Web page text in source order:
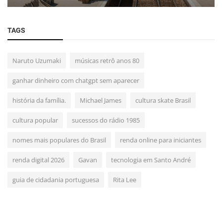
TAGS
Naruto Uzumaki músicas retrô anos 80
ganhar dinheiro com chatgpt sem aparecer
história da família. Michael James cultura skate Brasil
cultura popular sucessos do rádio 1985
nomes mais populares do Brasil renda online para iniciantes
renda digital 2026 Gavan tecnologia em Santo André
guia de cidadania portuguesa Rita Lee